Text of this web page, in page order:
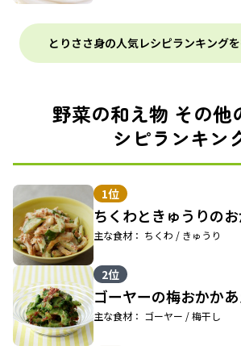
とりささ身の人気レシピランキング
野菜の和え物 その他
シピランキン
1位
ちくわときゅうりの
主な食材： ちくわ / きゅうり
2位
ゴーヤーの梅おかか
主な食材： ゴーヤー / 梅干し